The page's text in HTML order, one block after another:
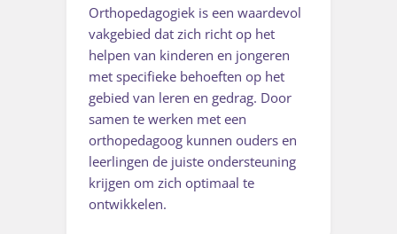
Orthopedagogiek is een waardevol
vakgebied dat zich richt op het
helpen van kinderen en jongeren
met specifieke behoeften op het
gebied van leren en gedrag. Door
samen te werken met een
orthopedagoog kunnen ouders en
leerlingen de juiste ondersteuning
krijgen om zich optimaal te
ontwikkelen.